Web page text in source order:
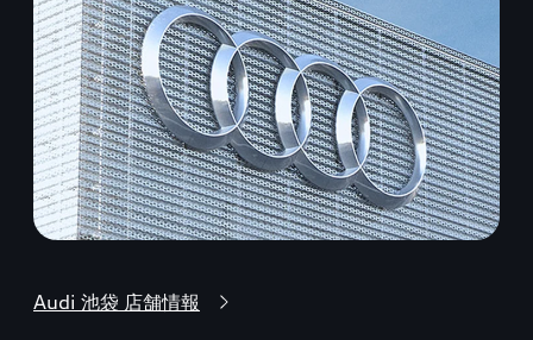
Audi 池袋 店舗情報